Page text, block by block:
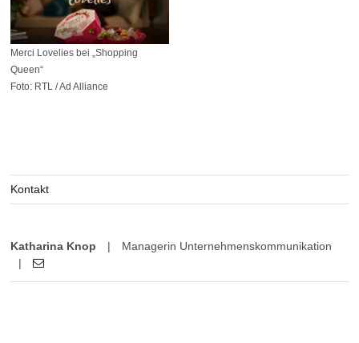
Merci Lovelies bei „Shopping
Queen“
Foto: RTL / Ad Alliance
Kontakt
Katharina Knop |
Managerin Unternehmenskommunikation
|